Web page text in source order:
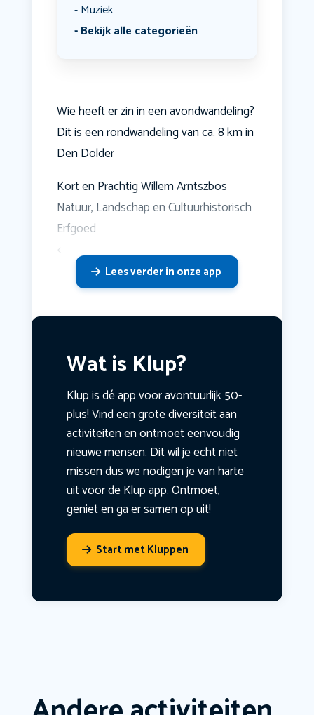
Muziek
Bekijk alle categorieën
Wie heeft er zin in een avondwandeling?
Dit is een rondwandeling van ca. 8 km in
Den Dolder
Kort en Prachtig Willem Arntszbos
Natuur, Landschap en Cultuurhistorisch
Erfgoed
<
Lees verder in onze app
Wat is Klup?
Klup is dé app voor avontuurlijk 50-
plus! Vind een grote diversiteit aan
activiteiten en ontmoet eenvoudig
nieuwe mensen. Dit wil je echt niet
missen dus we nodigen je van harte
uit voor de Klup app. Ontmoet,
geniet en ga er samen op uit!
Start met Kluppen